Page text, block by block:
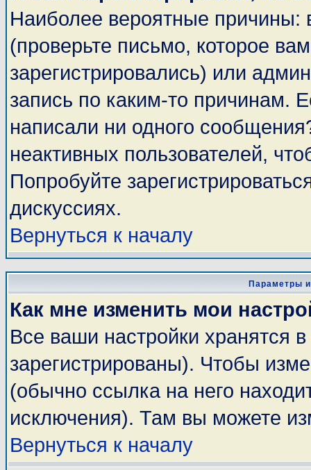
Наиболее вероятные причины:
(проверьте письмо, которое
зарегистрировались) или
запись по каким-то причинам.
написали ни одного
неактивных пользователей,
Попробуйте
дискуссиях.
Вернуться к началу
Параметры
Как мне изменить мои
Все ваши настройки хранятся
зарегистрированы). Чтобы
(обычно ссылка на него
исключения). Там вы можете
Вернуться к началу